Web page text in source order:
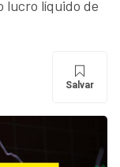
lucro líquido de
Salvar